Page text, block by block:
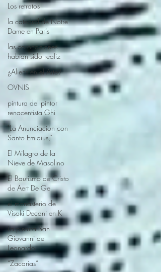
Los retratos
la catedral de Notre
Dame en París
las coronaciones
habían sido realiz
¿Aliens en el Arte?
OVNIS
pintura del pintor
renacentista Ghi
"La Anunciación con
Santo Emidius,"
El Milagro de la
Nieve de Masolino
El Bautismo de Cristo
de Aert De Ge
el monasterio de
Visoki Decani en K
La pintura San
Giovanni de
Leonardo
“Zacarías”